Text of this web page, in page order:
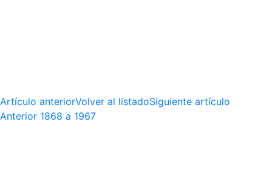
Artículo anteriorVolver al listadoSiguiente artículo
Anterior 1868 a 1967